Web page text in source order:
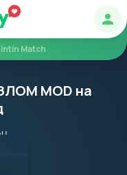
Match
MOD на